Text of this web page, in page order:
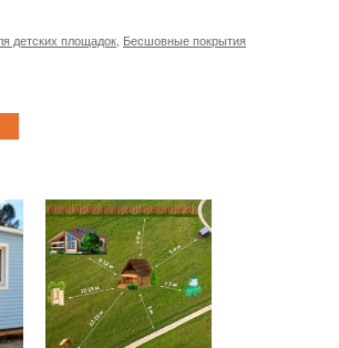
детских площадок Бесшовные покрытия